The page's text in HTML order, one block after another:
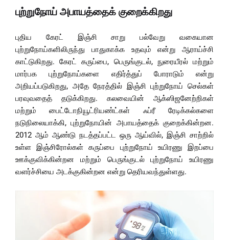
புற்றுநோய் அபாயத்தைக் குறைக்கிறது
புதிய கேரட் இஞ்சி சாறு பல்வேறு வகையான
புற்றுநோய்களிலிருந்து பாதுகாக்க உதவும் என்று ஆராய்ச்சி
காட்டுகிறது. கேரட் கருப்பை, பெருங்குடல், நுரையீரல் மற்றும்
மார்பக புற்றுநோய்களை எதிர்த்துப் போராடும் என்று
அறியப்படுகிறது, அதே நேரத்தில் இஞ்சி புற்றுநோய் செல்கள்
பரவுவதைத் தடுக்கிறது. கலவையின் ஆக்ஸிஜனேற்றிகள்
மற்றும் பைட்டோநியூட்ரியண்ட்கள் ஃப்ரீ ரேடிக்கல்களை
நடுநிலையாக்கி, புற்றுநோயின் அபாயத்தைக் குறைக்கின்றன.
2012 ஆம் ஆண்டு நடத்தப்பட்ட ஒரு ஆய்வில், இஞ்சி சாற்றில்
உள்ள இஞ்சிரோல்கள் கருப்பை புற்றுநோய் உயிரணு இறப்பை
ஊக்குவிக்கின்றன மற்றும் பெருங்குடல் புற்றுநோய் உயிரணு
வளர்ச்சியை அடக்குகின்றன என்று தெரியவந்துள்ளது.